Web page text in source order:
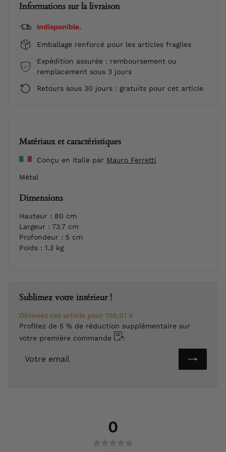
Informations sur la livraison
Indisponible.
Emballage renforcé pour les articles fragiles
Expédition assurée : remboursement ou
remplacement sous 3 jours
Retours sous 30 jours : gratuits pour cet article
Matériaux et caractéristiques
Conçu en Italie par Mauro Ferretti
Métal
Dimensions
Hauteur : 80 cm
Largeur : 73.7 cm
Profondeur : 5 cm
Poids : 1.3 kg
Sublimez votre intérieur !
Obtenez cet article pour 150,01 €
Profitez de 5 % de réduction supplémentaire sur
votre première commande
:
Votre
0